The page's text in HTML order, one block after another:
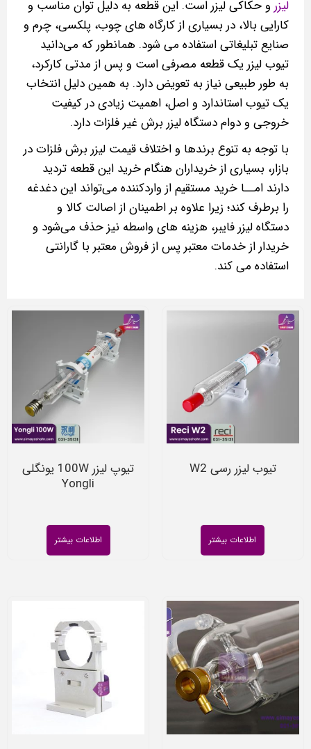
لیزر و حکاکی لیزر است. این قطعه به دلیل توان مناسب و
کارایی بالا، در بسیاری از کارگاه‌ های چوب، پلکسی، چرم و
صنایع تبلیغاتی استفاده می شود. همانطور که می‌دانید
تیوب لیزر یک قطعه مصرفی است و پس از مدتی کارکرد،
به‌ طور طبیعی نیاز به تعویض دارد. به همین دلیل انتخاب
یک تیوب استاندارد و اصل، اهمیت زیادی در کیفیت
خروجی و دوام دستگاه لیزر برش غیر فلزات دارد.
با توجه به تنوع برندها و اختلاف قیمت لیزر برش فلزات در
بازار، بسیاری از خریداران هنگام خرید این قطعه تردید
دارند امــا خرید مستقیم از واردکننده می‌تواند این دغدغه
را برطرف کند؛ زیرا علاوه بر اطمینان از اصالت کالا و
دستگاه لیزر فایبر، هزینه‌ های واسطه‌ نیز حذف می‌شود و
خریدار از خدمات معتبر پس از فروش معتبر با گارانتی
استفاده می کند.
تیوب لیزر رسی W2
اطلاعات بیشتر
تیوپ لیزر 100W یونگلی
Yongli
اطلاعات بیشتر